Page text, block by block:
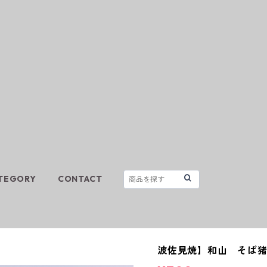
CONTACT
波佐見焼】和山 そば猪